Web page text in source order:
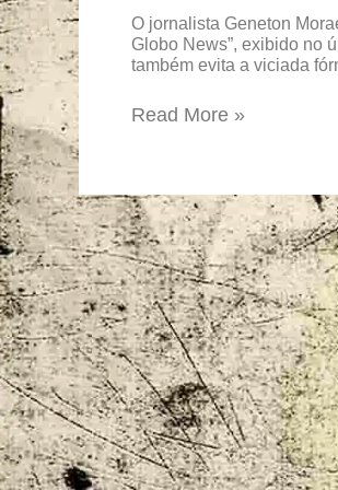
O jornalista Geneton
Globo News”, exibido no
também evita a viciada
enigma
Vandré
Read More »